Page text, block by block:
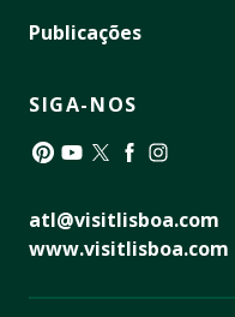
Publicações
SIGA-NOS
atl@visitlisboa.com
www.visitlisboa.com